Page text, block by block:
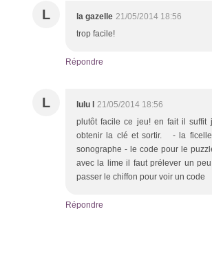
L la gazelle 21/05/2014 18:56
trop facile!
Répondre
L lulu l
21/05/2014 18:56
plutôt facile ce jeu! en fait il suffit
obtenir la clé et sortir. - la ficelle
sonographe - le code pour le
avec la lime il faut prélever un
passer le chiffon pour voir un code
Répondre